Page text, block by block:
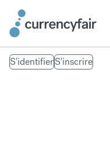
S'identifierS'inscrire